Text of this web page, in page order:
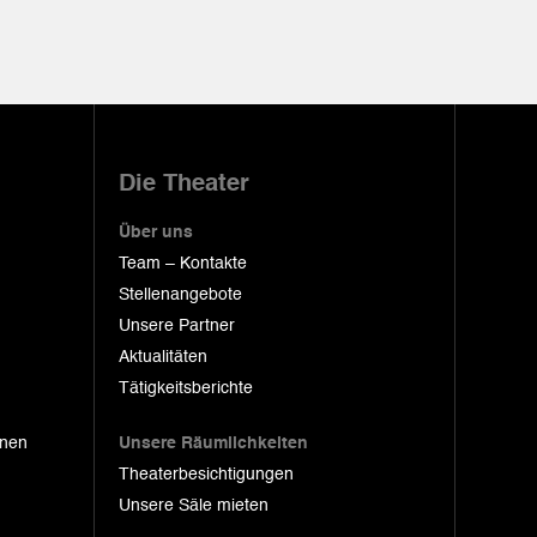
Die Theater
Über uns
Team – Kontakte
Stellenangebote
Unsere Partner
Aktualitäten
Tätigkeitsberichte
Unsere Räumlichkeiten
Theaterbesichtigungen
Unsere Säle mieten